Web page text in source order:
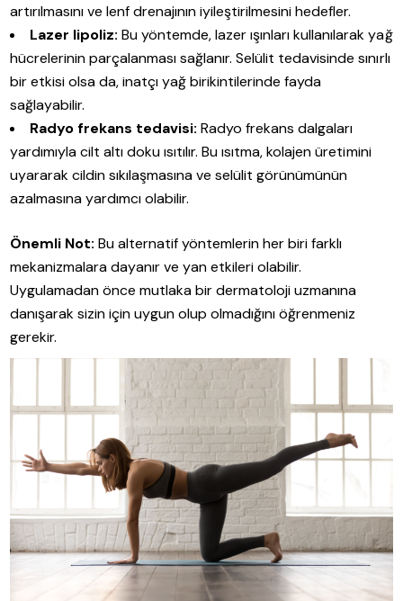
artırılmasını ve lenf drenajının iyileştirilmesini hedefler.
Lazer lipoliz: Bu yöntemde, lazer ışınları kullanılarak yağ
hücrelerinin parçalanması sağlanır. Selülit tedavisinde sınırlı
bir etkisi olsa da, inatçı yağ birikintilerinde fayda
sağlayabilir.
Radyo frekans tedavisi: Radyo frekans dalgaları
yardımıyla cilt altı doku ısıtılır. Bu ısıtma, kolajen üretimini
uyararak cildin sıkılaşmasına ve selülit görünümünün
azalmasına yardımcı olabilir.
Önemli Not: Bu alternatif yöntemlerin her biri farklı
mekanizmalara dayanır ve yan etkileri olabilir.
Uygulamadan önce mutlaka bir dermatoloji uzmanına
danışarak sizin için uygun olup olmadığını öğrenmeniz
gerekir.